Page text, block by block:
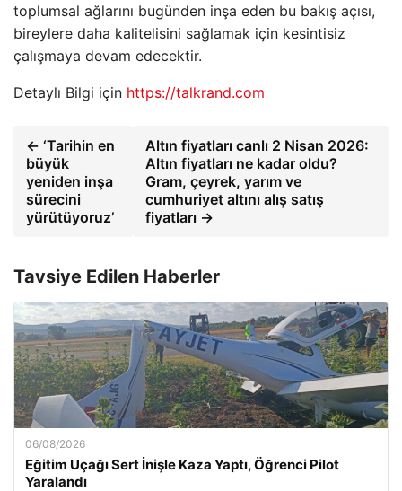
toplumsal ağlarını bugünden inşa eden bu bakış açısı,
bireylere daha kalitelisini sağlamak için kesintisiz
çalışmaya devam edecektir.
Detaylı Bilgi için https://talkrand.com
← ‘Tarihin en
büyük
yeniden inşa
sürecini
yürütüyoruz’
Altın fiyatları canlı 2 Nisan 2026:
Altın fiyatları ne kadar oldu?
Gram, çeyrek, yarım ve
cumhuriyet altını alış satış
fiyatları →
Tavsiye Edilen Haberler
06/08/2026
Eğitim Uçağı Sert İnişle Kaza Yaptı, Öğrenci Pilot
Yaralandı